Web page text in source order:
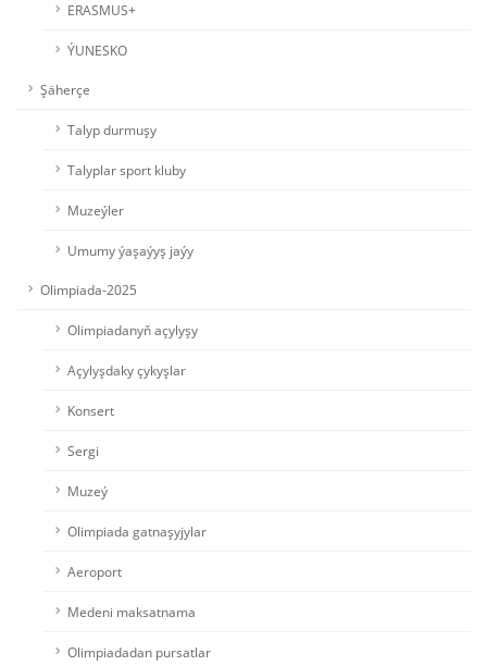
ERASMUS+
ÝUNESKO
Şäherçe
Talyp durmuşy
Talyplar sport kluby
Muzeýler
Umumy ýaşaýyş jaýy
Olimpiada-2025
Olimpiadanyň açylyşy
Açylyşdaky çykyşlar
Konsert
Sergi
Muzeý
Olimpiada gatnaşyjylar
Aeroport
Medeni maksatnama
Olimpiadadan pursatlar